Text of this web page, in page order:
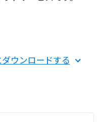
ウンロードする